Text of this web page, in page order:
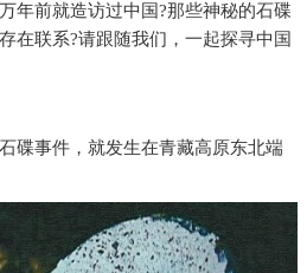
前就造访过中国?那些神秘的石碟
在联系?请跟随我们，一起探寻中国
事件，就发生在青藏高原东北端